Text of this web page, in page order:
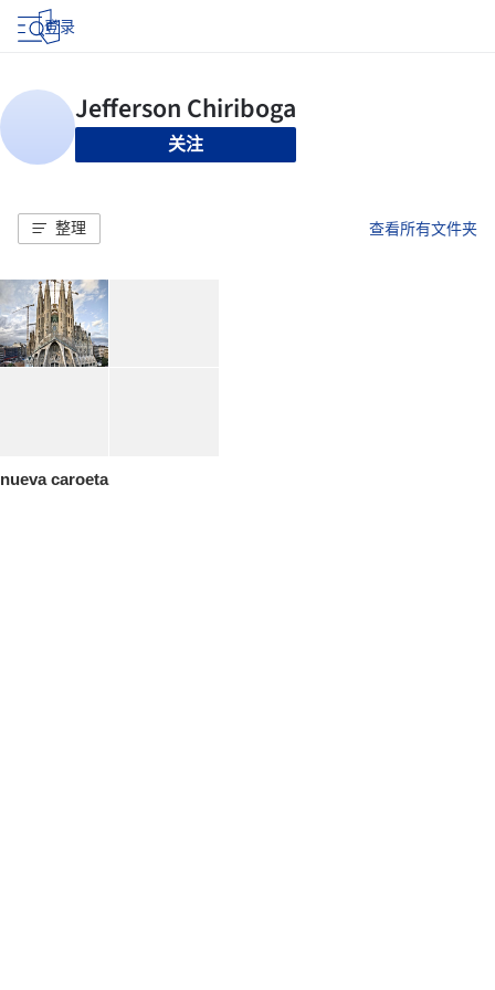
登录
关注
整理 查看所有文件夹
nueva caroeta